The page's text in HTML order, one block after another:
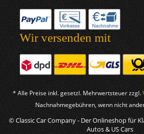
Wir versenden mit
* Alle Preise inkl. gesetzl. Mehrwertsteuer zzgl.
Nachnahmegebühren, wenn nicht
© Classic Car Company - Der Onlineshop für
Autos & US Cars